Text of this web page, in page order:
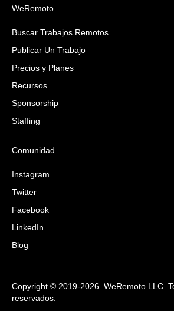
WeRemoto
Buscar Trabajos Remotos
Publicar Un Trabajo
Precios y Planes
Recursos
Sponsorship
Staffing
Comunidad
Instagram
Twitter
Facebook
LinkedIn
Blog
Copyright © 2019-2026 WeRemoto LLC.
reservados.